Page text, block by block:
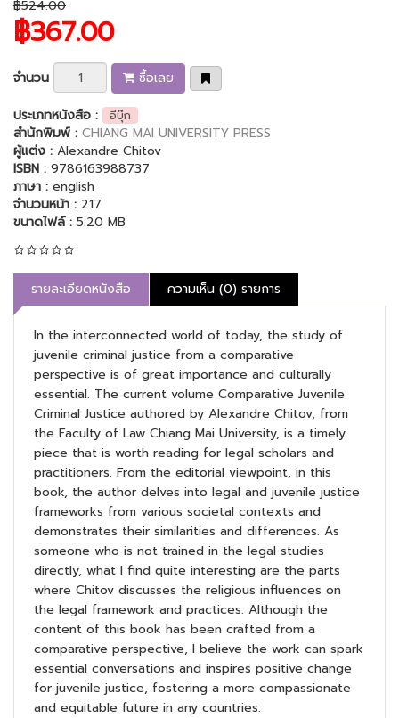
฿524.00
฿367.00
จำนวน
ซื้อเลย
ประเภทหนังสือ :
อีบุ๊ก
สำนักพิมพ์ : CHIANG MAI UNIVERSITY PRESS
ผู้แต่ง : Alexandre Chitov
ISBN : 9786163988737
ภาษา : english
จำนวนหน้า : 217
ขนาดไฟล์ : 5.20 MB
รายละเอียดหนังสือ ความเห็น (0) รายการ
In the interconnected world of today, the study of
juvenile criminal justice from a comparative
perspective is of great importance and culturally
essential. The current volume Comparative Juvenile
Criminal Justice authored by Alexandre Chitov, from
the Faculty of Law Chiang Mai University, is a timely
piece that is worth reading for legal scholars and
practitioners. From the editorial viewpoint, in this
book, the author delves into legal and juvenile justice
frameworks from various societal contexts and
demonstrates their similarities and differences. As
someone who is not trained in the legal studies
directly, what I find quite interesting are the parts
where Chitov discusses the religious influences on
the legal framework and practices. Although the
content of this book has been crafted from a
comparative perspective, I believe the work can spark
essential conversations and inspires positive change
for juvenile justice, fostering a more compassionate
and equitable future in any countries.